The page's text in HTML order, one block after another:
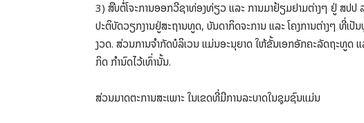
3) ສືບຕໍ່ໂຈະການອອກວີຊາທ່ອງທ່ຽວ ແລະ ການມາຢ້ຽມຢາມຕ່າງໆ ຢູ່ ສປປ
ປະຕິບັດວຽກງານຢູ່ສະຖານທູດ, ບັນດາກິດຈະການ ແລະ ໂຄງການຕ່າງໆ ທີ່ເ
ງວດ. ສ່ວນການຈຳກັດບໍລິເວນ ແມ່ນອະນຸຍາດ ໃຫ້ຂັ້ນເອກອັກຄະລັດຖະທູດ
ກິດ ກຳນົດໄວ້ເທົ່ານັ້ນ.
ສ່ວນມາດຕະການສະເພາະ ໃນເຂດທີ່ມີການລະບາດໃນຊຸມຊົນແມ່ນ